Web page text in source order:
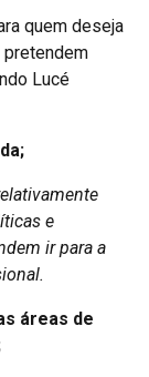
quem deseja
pretendem
Lucé
e
ir para a
áreas de